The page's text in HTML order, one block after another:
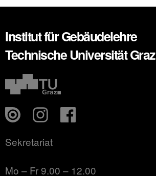
Institut für Gebäudelehre
Technische Universität Graz
Sekretariat
Mo – Fr 9.00 – 12.00